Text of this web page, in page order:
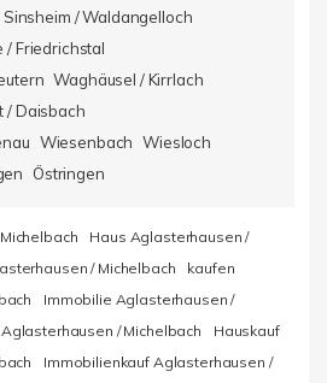
Sinsheim / Waldangelloch
/ Friedrichstal
Waghäusel / Kirrlach
/ Daisbach
Wiesenbach Wiesloch
Östringen
Haus Aglasterhausen /
/ Michelbach
kaufen
Immobilie Aglasterhausen /
/ Michelbach
Hauskauf
Immobilienkauf Aglasterhausen /